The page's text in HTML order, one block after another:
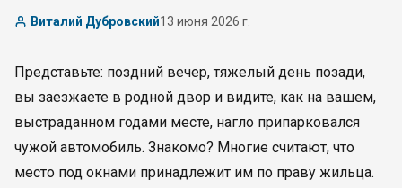
Виталий Дубровский13 июня 2026 г.
Представьте: поздний вечер, тяжелый день позади,
вы заезжаете в родной двор и видите, как на вашем,
выстраданном годами месте, нагло припарковался
чужой автомобиль. Знакомо? Многие считают, что
место под окнами принадлежит им по праву жильца.